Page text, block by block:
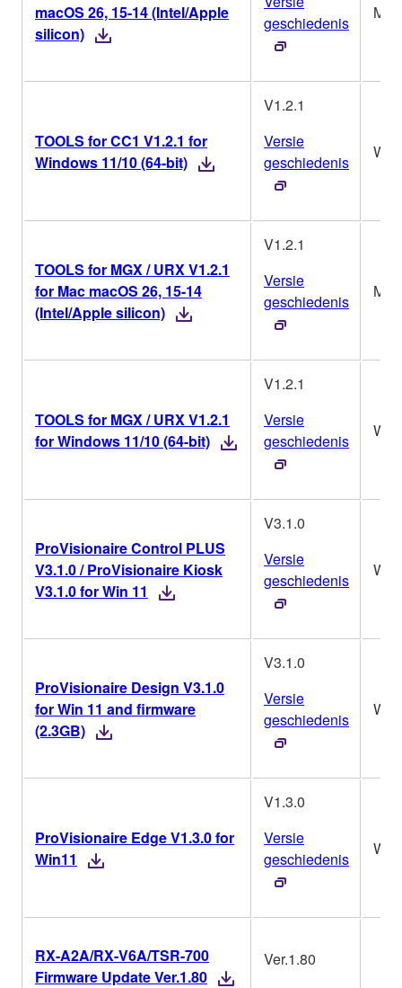
macOS 26, 15-14 (Intel/Apple
silicon)
geschiedenis
Mac
TOOLS for CC1 V1.2.1 for
Windows 11/10 (64-bit)
V1.2.1
Versie
geschiedenis
Win
TOOLS for MGX / URX V1.2.1
for Mac macOS 26, 15-14
(Intel/Apple silicon)
V1.2.1
Versie
geschiedenis
Mac
TOOLS for MGX / URX V1.2.1
for Windows 11/10 (64-bit)
V1.2.1
Versie
geschiedenis
Win
ProVisionaire Control PLUS
V3.1.0 / ProVisionaire Kiosk
V3.1.0 for Win 11
V3.1.0
Versie
geschiedenis
Win
ProVisionaire Design V3.1.0
for Win 11 and firmware
(2.3GB)
V3.1.0
Versie
geschiedenis
Win
ProVisionaire Edge V1.3.0 for
Win11
V1.3.0
Versie
geschiedenis
Win
RX-A2A/RX-V6A/TSR-700
Firmware Update Ver.1.80
Ver.1.80